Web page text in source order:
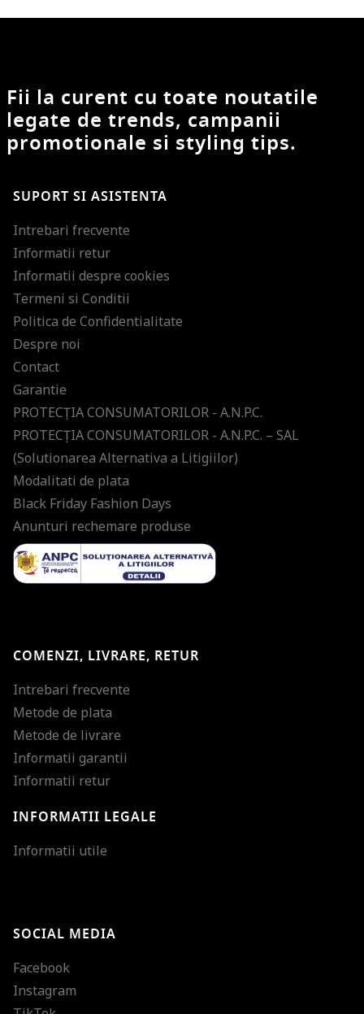
Fii la curent cu toate noutatile
legate de trends, campanii
promotionale si styling tips.
SUPORT SI ASISTENTA
Intrebari frecvente
Informatii retur
Informatii despre cookies
Termeni si Conditii
Politica de Confidentialitate
Despre noi
Contact
Garantie
PROTECŢIA CONSUMATORILOR - A.N.P.C.
PROTECŢIA CONSUMATORILOR - A.N.P.C. – SAL
(Solutionarea Alternativa a Litigiilor)
Modalitati de plata
Black Friday Fashion Days
Anunturi rechemare produse
COMENZI, LIVRARE, RETUR
Intrebari frecvente
Metode de plata
Metode de livrare
Informatii garantii
Informatii retur
INFORMATII LEGALE
Informatii utile
SOCIAL MEDIA
Facebook
Instagram